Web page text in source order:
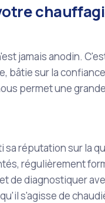
jamais anodin.
sur la
permet une
réputation sur la
régulièrement
de diagnostiquer
s'agisse de